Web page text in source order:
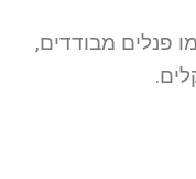
פנלים מבודדים,